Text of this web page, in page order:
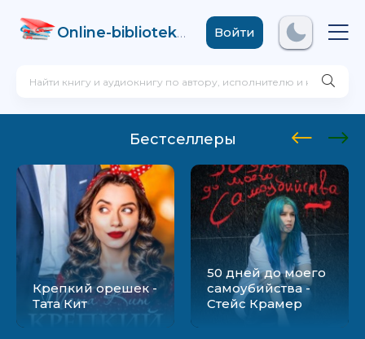
Online-biblioteka .comВойти
Бестселлеры
Крепкий орешек -
Тата Кит
50 дней до моего
самоубийства -
Стейс Крамер